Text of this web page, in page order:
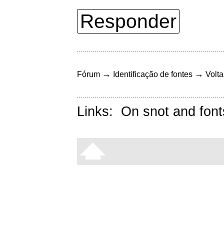
Responder
Fórum → Identificação de fontes →
Links: On snot and